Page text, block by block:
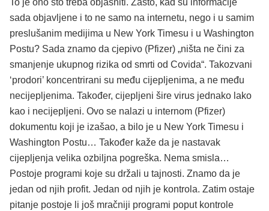
To je ono što treba objasniti. Zašto, kad su informacije
sada objavljene i to ne samo na internetu, nego i u samim
preslušanim medijima u New York Timesu i u Washington
Postu? Sada znamo da cjepivo (Pfizer) „ništa ne čini za
smanjenje ukupnog rizika od smrti od Covida“. Takozvani
‘prodori’ koncentrirani su među cijepljenima, a ne među
necijepljenima. Također, cijepljeni šire virus jednako lako
kao i necijepljeni. Ovo se nalazi u internom (Pfizer)
dokumentu koji je izašao, a bilo je u New York Timesu i
Washington Postu… Također kaže da je nastavak
cijepljenja velika ozbiljna pogreška. Nema smisla…
Postoje programi koje su držali u tajnosti. Znamo da je
jedan od njih profit. Jedan od njih je kontrola. Zatim ostaje
pitanje postoje li još mračniji programi poput kontrole